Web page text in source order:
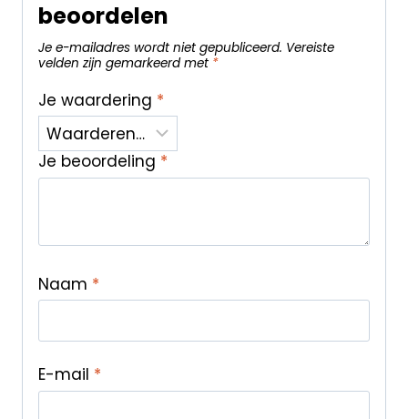
beoordelen
Je e-mailadres wordt niet gepubliceerd. Vereiste
velden zijn gemarkeerd met *
Je waardering *
Je beoordeling *
Naam *
E-mail *